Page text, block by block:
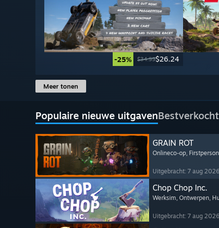
-25% $34.99$26.24
Meer tonen
Populaire nieuwe uitgavenBestverkocht
GRAIN ROT
Onlineco-op, Firstperson
Uitgebracht: 7 aug 2026
Chop Chop Inc.
Werksim, Ontwerpen,
Uitgebracht: 7 aug 2026